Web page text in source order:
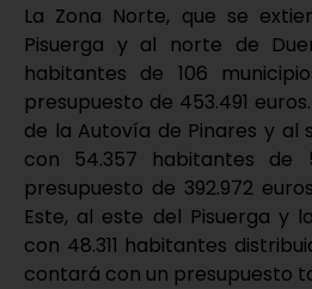
La Zona Norte, que se
Pisuerga y al norte de
habitantes de 106
presupuesto de 453.491
de la Autovía de Pinares y al
con 54.357 habitantes de
presupuesto de 392.972
Este, al este del Pisuerga y
con 48.311 habitantes
contará con un presupuesto